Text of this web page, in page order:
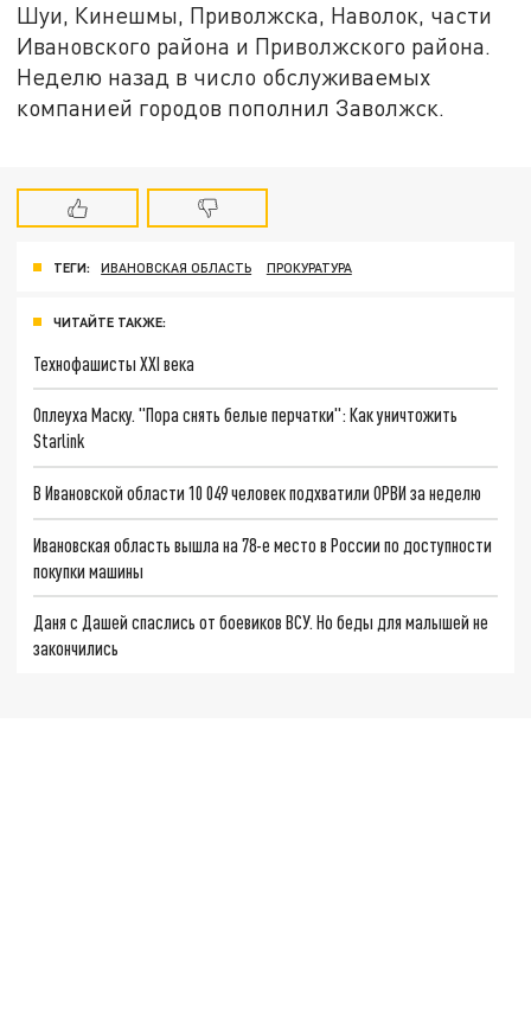
Шуи, Кинешмы, Приволжска, Наволок, части
Ивановского района и Приволжского района.
Неделю назад в число обслуживаемых
компанией городов пополнил Заволжск.
ТЕГИ: ИВАНОВСКАЯ ОБЛАСТЬ ПРОКУРАТУРА
ЧИТАЙТЕ ТАКЖЕ:
Технофашисты XXI века
Оплеуха Маску. "Пора снять белые перчатки": Как уничтожить
Starlink
В Ивановской области 10 049 человек подхватили ОРВИ за неделю
Ивановская область вышла на 78-е место в России по доступности
покупки машины
Даня с Дашей спаслись от боевиков ВСУ. Но беды для малышей не
закончились